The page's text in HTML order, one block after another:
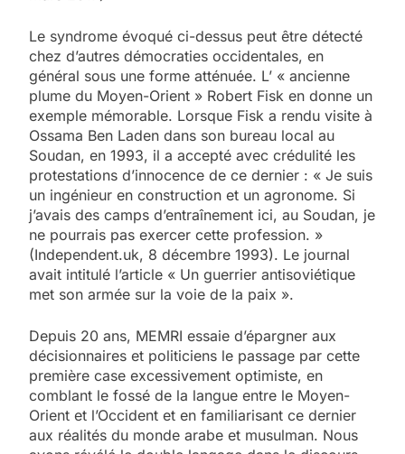
Le syndrome évoqué ci-dessus peut être détecté
chez d’autres démocraties occidentales, en
général sous une forme atténuée. L’ « ancienne
plume du Moyen-Orient » Robert Fisk en donne un
exemple mémorable. Lorsque Fisk a rendu visite à
Ossama Ben Laden dans son bureau local au
Soudan, en 1993, il a accepté avec crédulité les
protestations d’innocence de ce dernier : « Je suis
un ingénieur en construction et un agronome. Si
j’avais des camps d’entraînement ici, au Soudan, je
ne pourrais pas exercer cette profession. »
(Independent.uk, 8 décembre 1993). Le journal
avait intitulé l’article « Un guerrier antisoviétique
met son armée sur la voie de la paix ».
Depuis 20 ans, MEMRI essaie d’épargner aux
décisionnaires et politiciens le passage par cette
première case excessivement optimiste, en
comblant le fossé de la langue entre le Moyen-
Orient et l’Occident et en familiarisant ce dernier
aux réalités du monde arabe et musulman. Nous